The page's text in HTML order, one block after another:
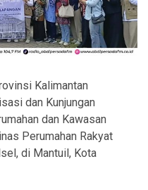
Kalimantan
dan Kunjungan
dan Kawasan
Perumahan Rakyat
di Mantuil, Kota